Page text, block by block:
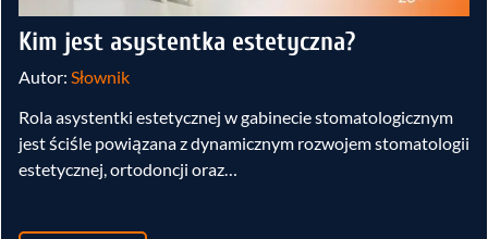
Kim jest asystentka estetyczna?
Autor: Słownik
Rola asystentki estetycznej w gabinecie stomatologicznym
jest ściśle powiązana z dynamicznym rozwojem stomatologii
estetycznej, ortodoncji oraz…